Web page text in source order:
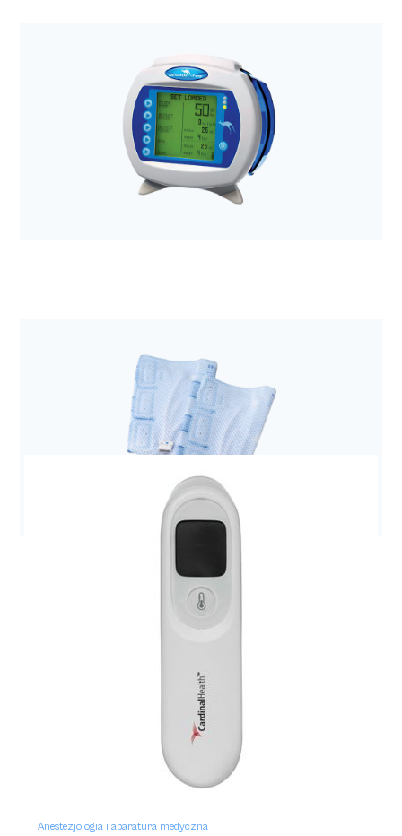
Anestezjologia i aparatura medyczna
Opatrunek Excilon AMD 10,2x10,2cm + gazik
Anestezjologia i aparatura medyczna
Pompa Kangaroo Joey
Anestezjologia i aparatura medyczna
Mankiet do ucisku sekwencyjnego udowy SCD
Anestezjologia i aparatura medyczna